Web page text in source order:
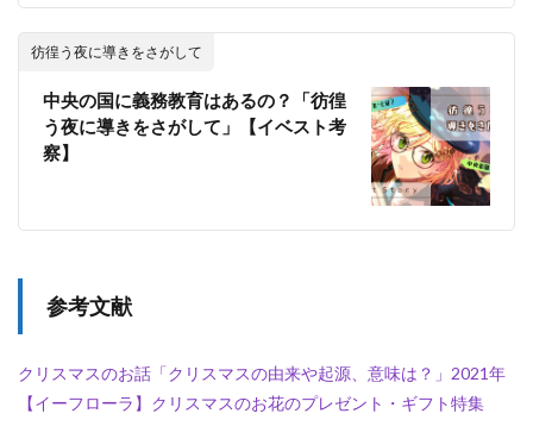
彷徨う夜に導きをさがして
中央の国に義務教育はあるの？「彷徨
う夜に導きをさがして」【イベスト考
察】
参考文献
クリスマスのお話「クリスマスの由来や起源、意味は？」2021年
【イーフローラ】クリスマスのお花のプレゼント・ギフト特集